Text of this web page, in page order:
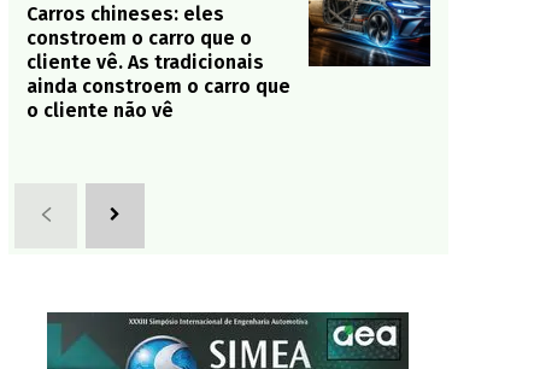
Carros chineses: eles
constroem o carro que o
cliente vê. As tradicionais
ainda constroem o carro que
o cliente não vê